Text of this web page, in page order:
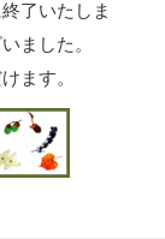
了いたしま
ました。
ます。